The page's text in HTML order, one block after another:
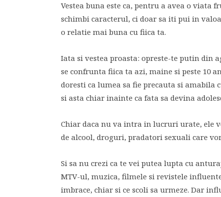
Vestea buna este ca, pentru a avea o viata
schimbi caracterul, ci doar sa iti pui in
o relatie mai buna cu fiica ta.
Iata si vestea proasta: opreste-te putin din
se confrunta fiica ta azi, maine si peste 10
doresti ca lumea sa fie precauta si amabila
si asta chiar inainte ca fata sa devina
Chiar daca nu va intra in lucruri urate, ele
de alcool, droguri, pradatori sexuali care
Si sa nu crezi ca te vei putea lupta cu
MTV-ul, muzica, filmele si revistele
imbrace, chiar si ce scoli sa urmeze. Dar